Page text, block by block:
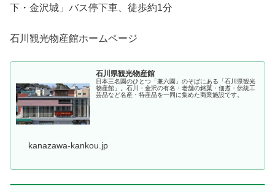
下・金沢城」バス停下車、徒歩約1分
石川観光物産館ホームページ
石川県観光物産館
日本三名園のひとつ「兼六園」のそばにある「石川県観光
物産館」。石川・金沢の有名・老舗の銘菓・佃煮・伝統工
芸品など名産・特産品を一同に集めた商業施設です。
kanazawa-kankou.jp